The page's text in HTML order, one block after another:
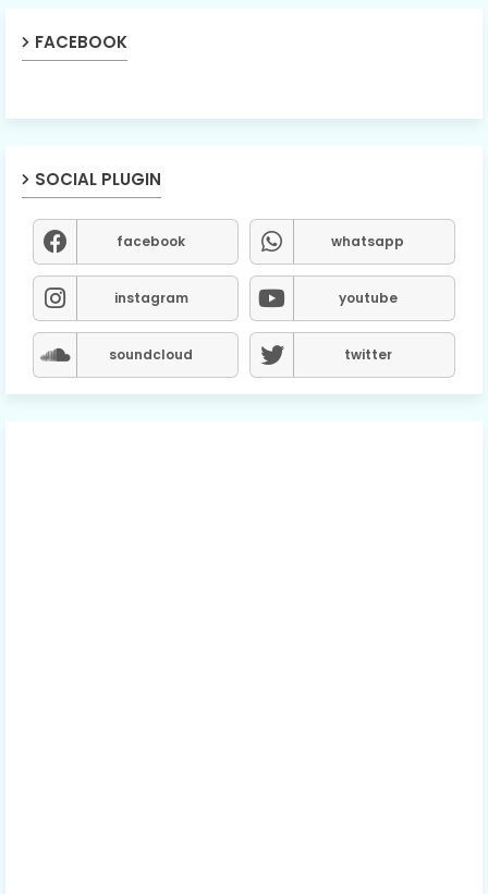
FACEBOOK
SOCIAL PLUGIN
facebook whatsapp
instagram youtube
soundcloud twitter